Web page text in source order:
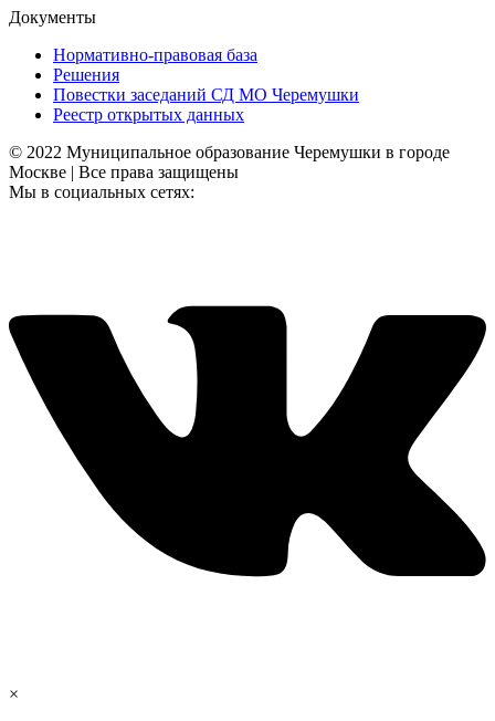
Документы
Нормативно-правовая база
Решения
Повестки заседаний СД МО Черемушки
Реестр открытых данных
© 2022 Муниципальное образование Черемушки в городе
Москве | Все права защищены
Мы в социальных сетях:
×